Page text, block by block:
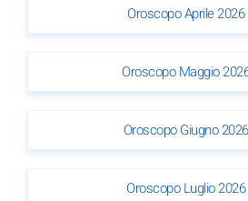
Oroscopo Aprile
Oroscopo Maggio
Oroscopo Giugno
Oroscopo Luglio